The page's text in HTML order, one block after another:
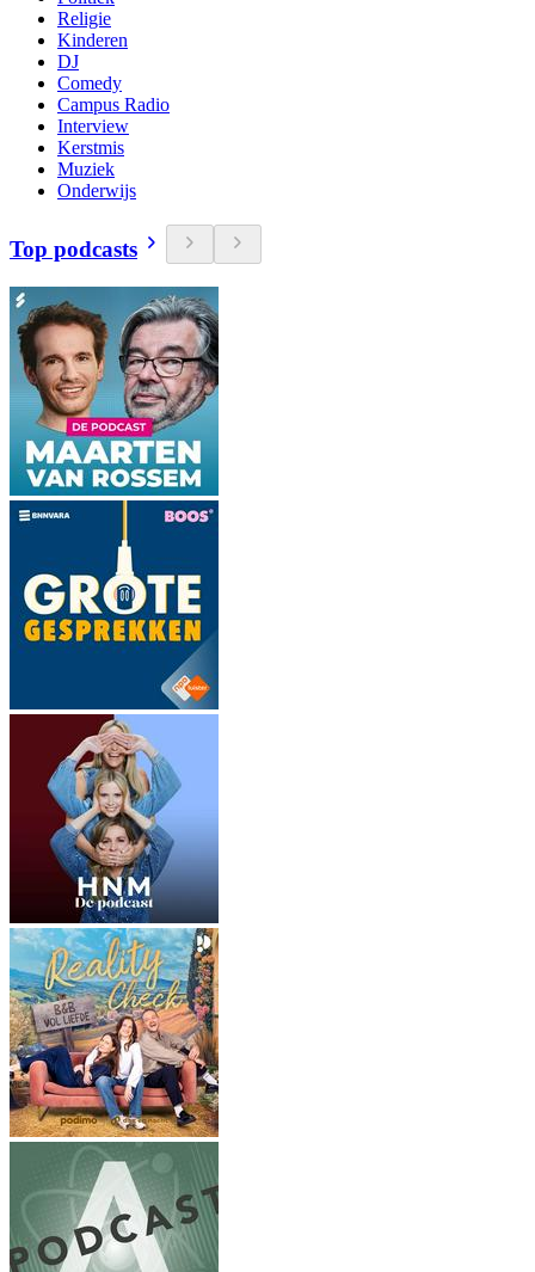
Religie
Kinderen
DJ
Comedy
Campus Radio
Interview
Kerstmis
Muziek
Onderwijs
Top podcasts